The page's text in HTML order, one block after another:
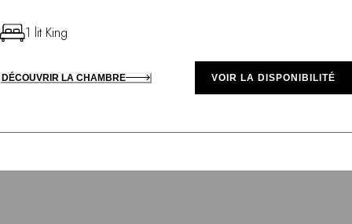
1 lit King
DÉCOUVRIR LA CHAMBRE VOIR LA DISPONIBILITÉ